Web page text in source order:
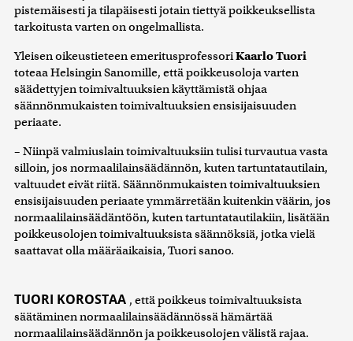
pistemäisesti ja tilapäisesti jotain tiettyä poikkeuksellista
tarkoitusta varten on ongelmallista.
Yleisen oikeustieteen emeritusprofessoriKaarlo Tuori
toteaa Helsingin Sanomille, että poikkeusoloja varten
säädettyjen toimivaltuuksien käyttämistä ohjaa
säännönmukaisten toimivaltuuksien ensisijaisuuden
periaate.
– Niinpä valmiuslain toimivaltuuksiin tulisi turvautua vasta
silloin, jos normaalilainsäädännön, kuten tartuntatautilain,
valtuudet eivät riitä. Säännönmukaisten toimivaltuuksien
ensisijaisuuden periaate ymmärretään kuitenkin väärin, jos
normaalilainsäädäntöön, kuten tartuntatautilakiin, lisätään
poikkeusolojen toimivaltuuksista säännöksiä, jotka vielä
saattavat olla määräaikaisia, Tuori sanoo.
TUORI KOROSTAA , että poikkeus toimivaltuuksista
säätäminen normaalilainsäädännössä hämärtää
normaalilainsäädännön ja poikkeusolojen välistä rajaa.